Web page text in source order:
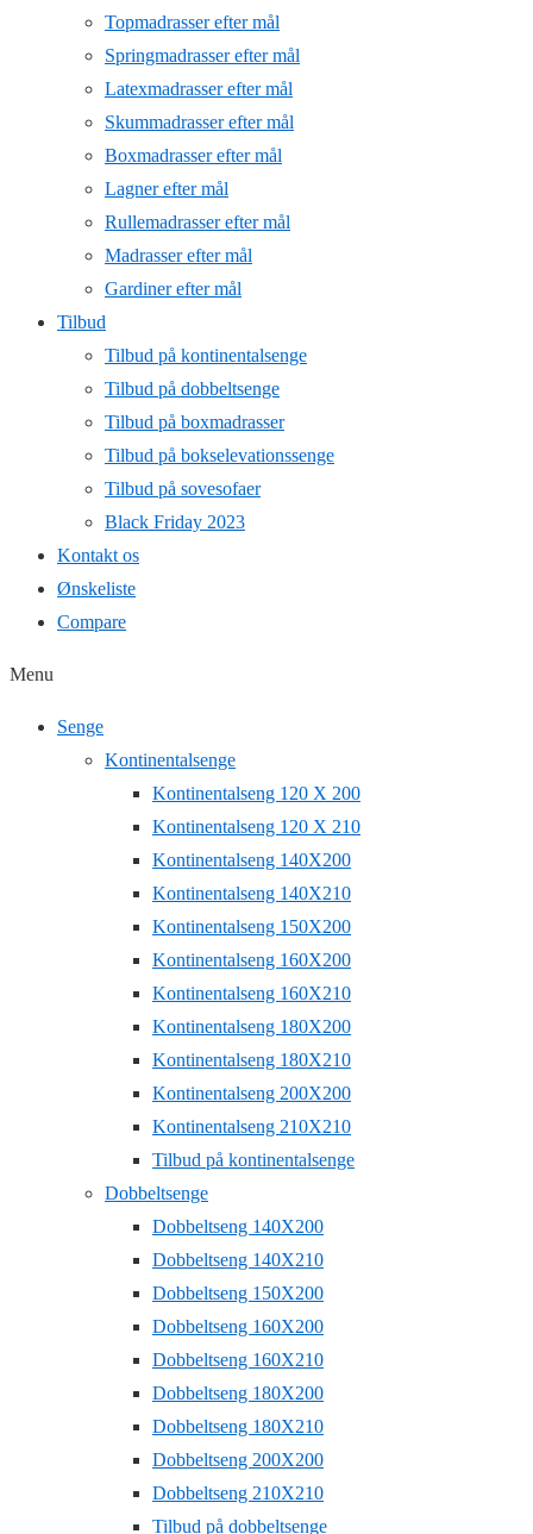
Topmadrasser efter mål
Springmadrasser efter mål
Latexmadrasser efter mål
Skummadrasser efter mål
Boxmadrasser efter mål
Lagner efter mål
Rullemadrasser efter mål
Madrasser efter mål
Gardiner efter mål
Tilbud
Tilbud på kontinentalsenge
Tilbud på dobbeltsenge
Tilbud på boxmadrasser
Tilbud på bokselevationssenge
Tilbud på sovesofaer
Black Friday 2023
Kontakt os
Ønskeliste
Compare
Menu
Senge
Kontinentalsenge
Kontinentalseng 120 X 200
Kontinentalseng 120 X 210
Kontinentalseng 140X200
Kontinentalseng 140X210
Kontinentalseng 150X200
Kontinentalseng 160X200
Kontinentalseng 160X210
Kontinentalseng 180X200
Kontinentalseng 180X210
Kontinentalseng 200X200
Kontinentalseng 210X210
Tilbud på kontinentalsenge
Dobbeltsenge
Dobbeltseng 140X200
Dobbeltseng 140X210
Dobbeltseng 150X200
Dobbeltseng 160X200
Dobbeltseng 160X210
Dobbeltseng 180X200
Dobbeltseng 180X210
Dobbeltseng 200X200
Dobbeltseng 210X210
Tilbud på dobbeltsenge